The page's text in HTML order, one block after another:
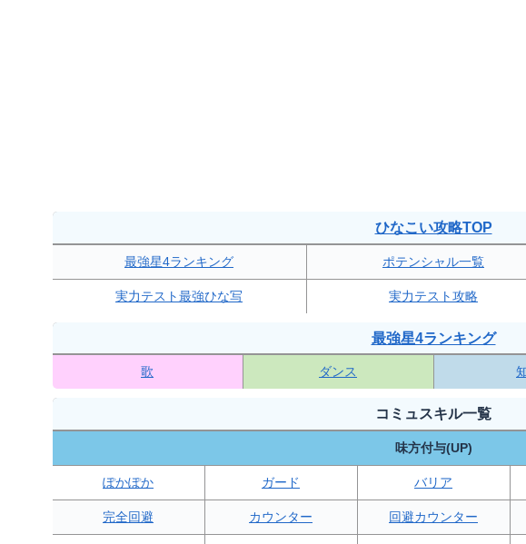
ひなこい攻略TOP
最強星4ランキング ポテンシャル一覧
実力テスト最強ひな写 実力テスト攻略
最強星4ランキング
歌 ダンス
コミュスキル一覧
味方付与(UP)
ぽかぽか ガード バリア
完全回避 カウンター 回避カウンター